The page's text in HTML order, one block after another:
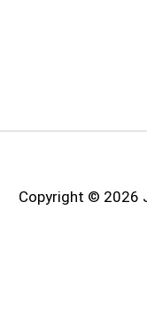
Copyright © 2026